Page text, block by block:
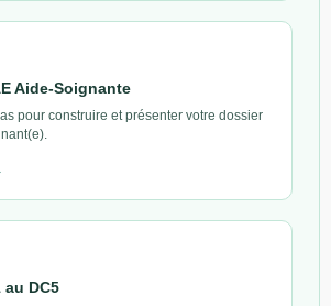
Aide-Soignante
pour construire et présenter votre dossier
au DC5